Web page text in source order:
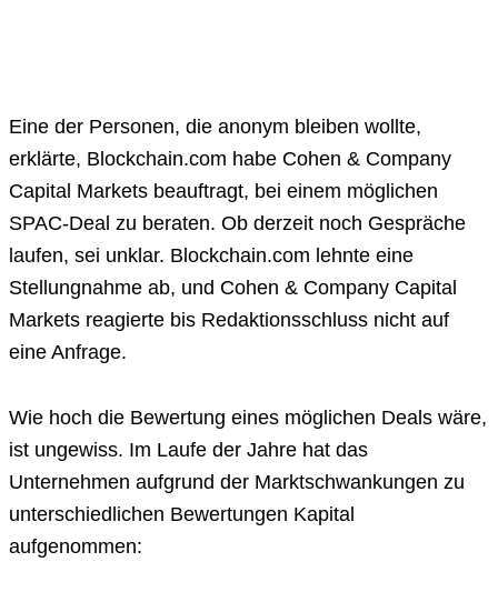
Eine der Personen, die anonym bleiben wollte,
erklärte, Blockchain.com habe Cohen & Company
Capital Markets beauftragt, bei einem möglichen
SPAC-Deal zu beraten. Ob derzeit noch Gespräche
laufen, sei unklar. Blockchain.com lehnte eine
Stellungnahme ab, und Cohen & Company Capital
Markets reagierte bis Redaktionsschluss nicht auf
eine Anfrage.
Wie hoch die Bewertung eines möglichen Deals wäre,
ist ungewiss. Im Laufe der Jahre hat das
Unternehmen aufgrund der Marktschwankungen zu
unterschiedlichen Bewertungen Kapital
aufgenommen: